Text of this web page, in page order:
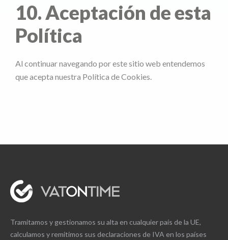
10. Aceptación de esta
Política
Al continuar navegando por este sitio web entendemos
que acepta nuestra Política de Cookies.
Tramitamos y gestionamos su alta en cualquier país de la UE,
calculamos y remitimos sus declaraciones de IVA en los países